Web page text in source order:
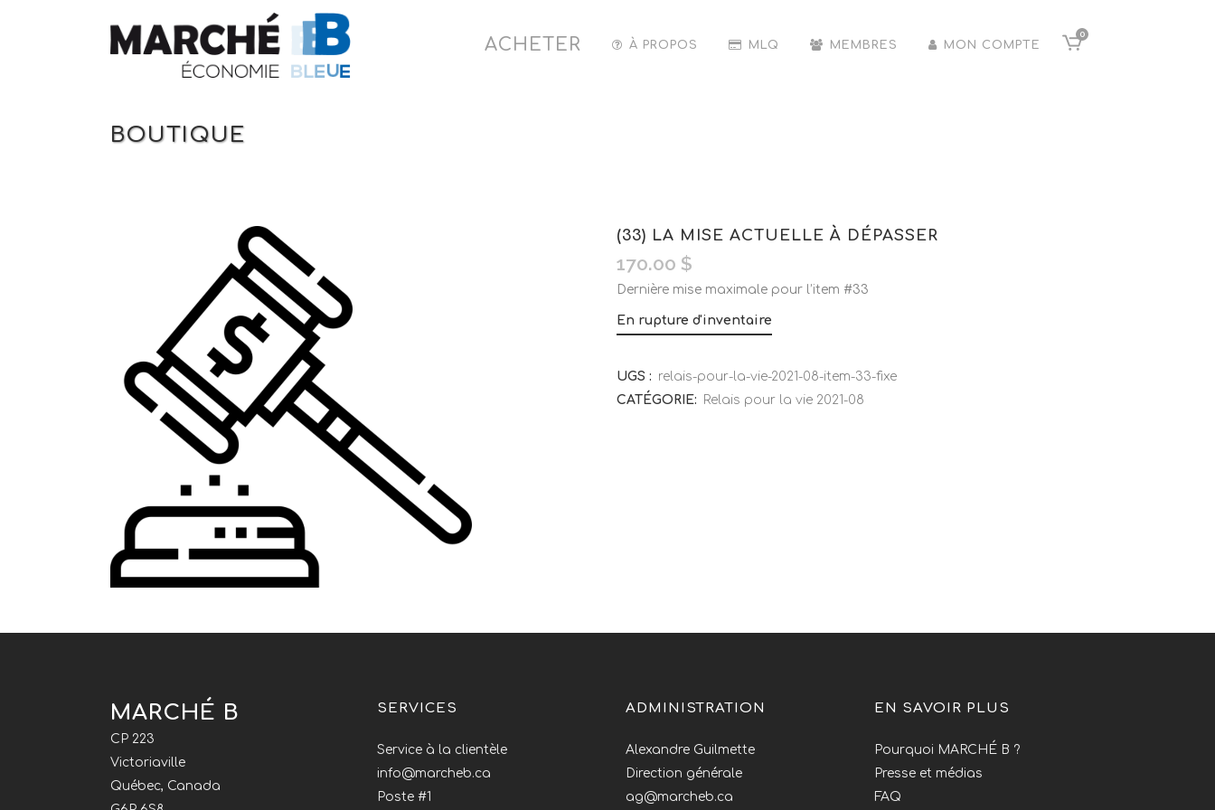
0
ACHETER À PROPOS MLQ MEMBRES MON COMPTE
BOUTIQUE
(33) LA MISE ACTUELLE À DÉPASSER
170.00 $
Dernière mise maximale pour l’item #33
En rupture d'inventaire
UGS : relais-pour-la-vie-2021-08-item-33-fixe
CATÉGORIE:
Relais pour la vie 2021-08
MARCHÉ B
CP 223
Victoriaville
Québec, Canada
SERVICES
Service à la clientèle
info@marcheb.ca
Poste #1
ADMINISTRATION
Alexandre Guilmette
Direction générale
ag@marcheb.ca
EN SAVOIR PLUS
Pourquoi MARCHÉ B ?
Presse et médias
FAQ